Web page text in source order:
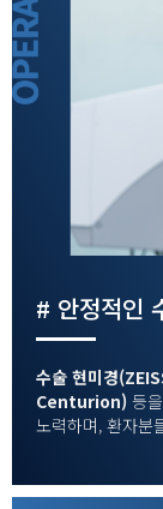
# 안정적인
수술 현미경
Centurion) 등
노력하며, 환자분